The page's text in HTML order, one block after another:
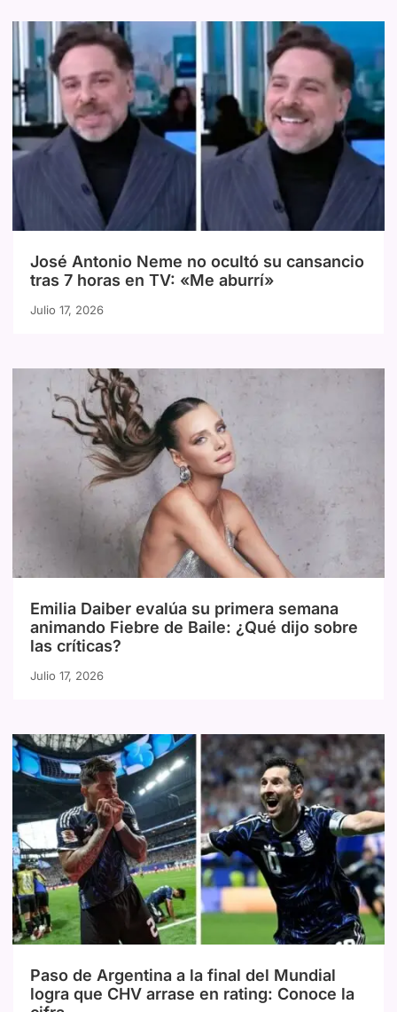
José Antonio Neme no ocultó su cansancio
tras 7 horas en TV: «Me aburrí»
Julio 17, 2026
Emilia Daiber evalúa su primera semana
animando Fiebre de Baile: ¿Qué dijo sobre
las críticas?
Julio 17, 2026
Paso de Argentina a la final del Mundial
logra que CHV arrase en rating: Conoce la